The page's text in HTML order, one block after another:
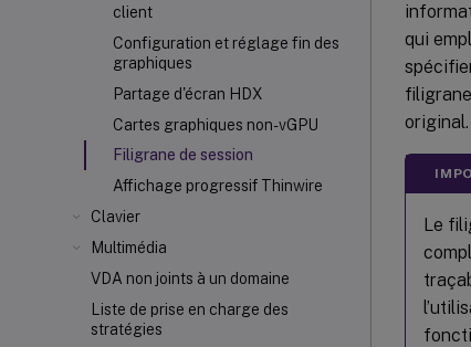
client
Configuration et réglage fin des
graphiques
Partage d'écran HDX
Cartes graphiques non-vGPU
Filigrane de session
Affichage progressif Thinwire
Clavier
Multimédia
VDA non joints à un domaine
Liste de prise en charge des
stratégies
qui
original.
Le